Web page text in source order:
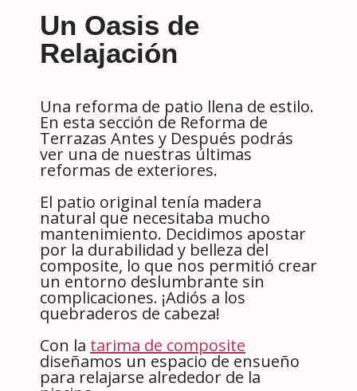
Un Oasis de
Relajación
Una reforma de patio llena de estilo.
En esta sección de Reforma de
Terrazas Antes y Después podrás
ver una de nuestras últimas
reformas de exteriores.
El patio original tenía madera
natural que necesitaba mucho
mantenimiento. Decidimos apostar
por la durabilidad y belleza del
composite, lo que nos permitió crear
un entorno deslumbrante sin
complicaciones. ¡Adiós a los
quebraderos de cabeza!
Con la tarima de composite
diseñamos un espacio de ensueño
para relajarse alrededor de la